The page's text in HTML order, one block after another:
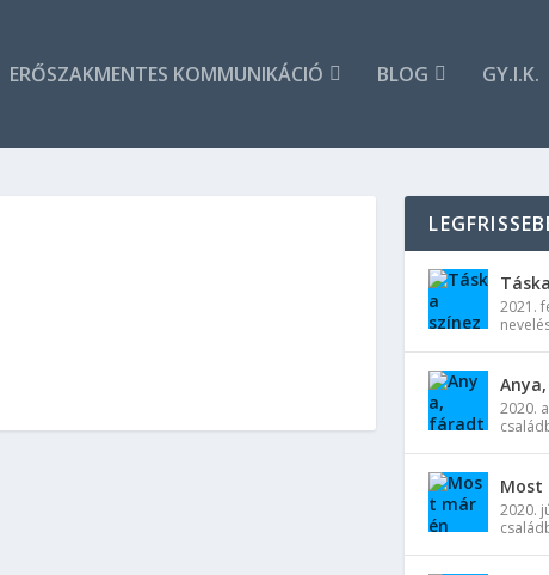
ERŐSZAKMENTES KOMMUNIKÁCIÓ BLOG GY.I.K.
2021.
2020.
Most
2020.